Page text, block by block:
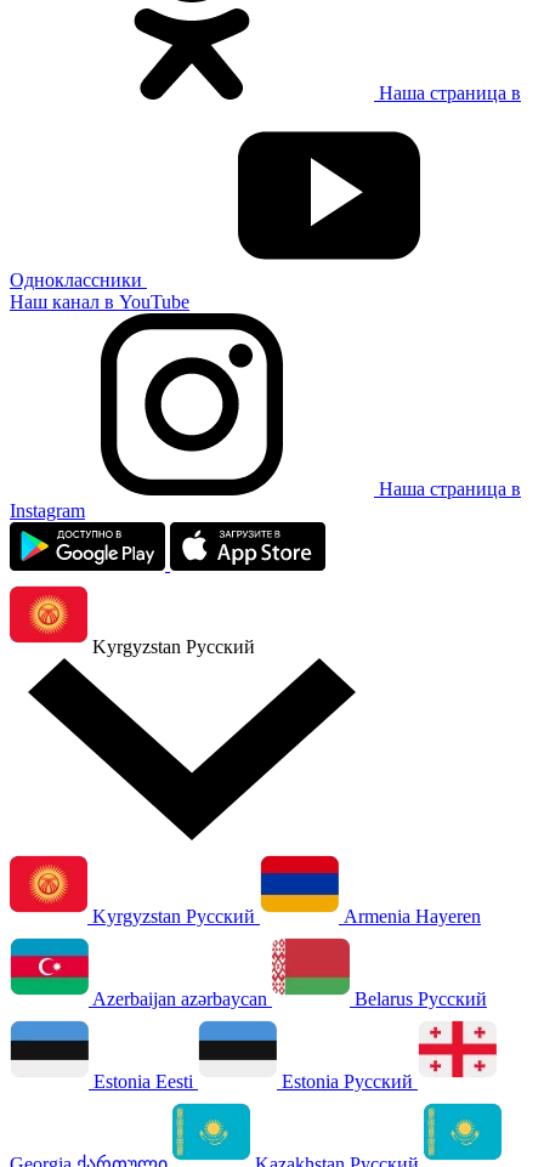
Наша страница в
Одноклассники
Наш канал в YouTube
Наша страница в
Instagram
Kyrgyzstan Русский
Kyrgyzstan Русский Armenia Hayeren
Azerbaijan azərbaycan Belarus Русский
Estonia Eesti Estonia Русский